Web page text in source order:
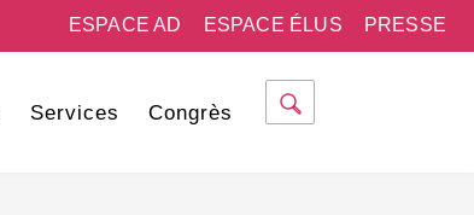
PRESSE
ESPACE ÉLUS
ESPACE AD
Services Congrès